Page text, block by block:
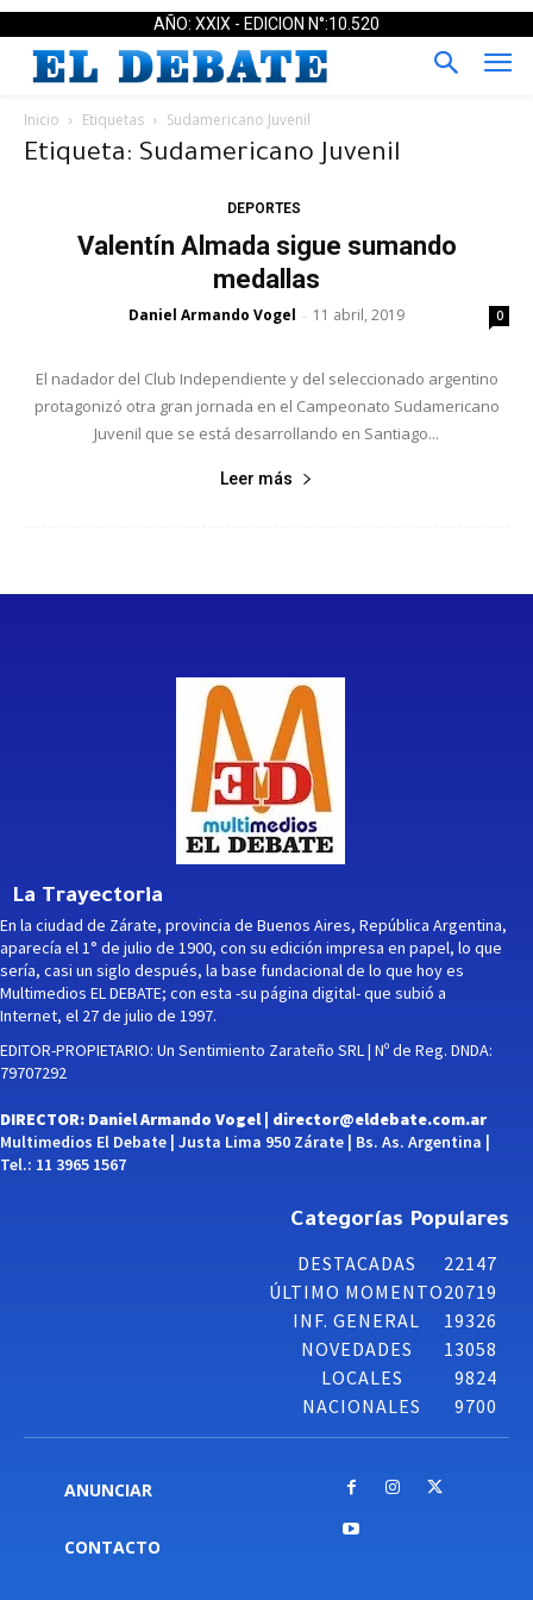
AÑO: XXIX - EDICION N°:10.520
Inicio Etiquetas Sudamericano Juvenil
Etiqueta: Sudamericano Juvenil
DEPORTES
Valentín Almada sigue sumando
medallas
Daniel Armando Vogel - 11 abril, 2019 0
El nadador del Club Independiente y del seleccionado argentino
protagonizó otra gran jornada en el Campeonato Sudamericano
Juvenil que se está desarrollando en Santiago...
Leer más
La Trayectoria
En la ciudad de Zárate, provincia de Buenos Aires, República Argentina,
aparecía el 1° de julio de 1900, con su edición impresa en papel, lo que
sería, casi un siglo después, la base fundacional de lo que hoy es
Multimedios EL DEBATE; con esta -su página digital- que subió a
Internet, el 27 de julio de 1997.
EDITOR-PROPIETARIO: Un Sentimiento Zarateño SRL | Nº de Reg. DNDA:
79707292
DIRECTOR: Daniel Armando Vogel | director@eldebate.com.ar
Multimedios El Debate | Justa Lima 950 Zárate | Bs. As. Argentina |
Tel.: 11 3965 1567
Categorías Populares
DESTACADAS
22147
ÚLTIMO MOMENTO20719
INF. GENERAL
19326
NOVEDADES
13058
LOCALES
9824
NACIONALES
9700
ANUNCIAR
CONTACTO